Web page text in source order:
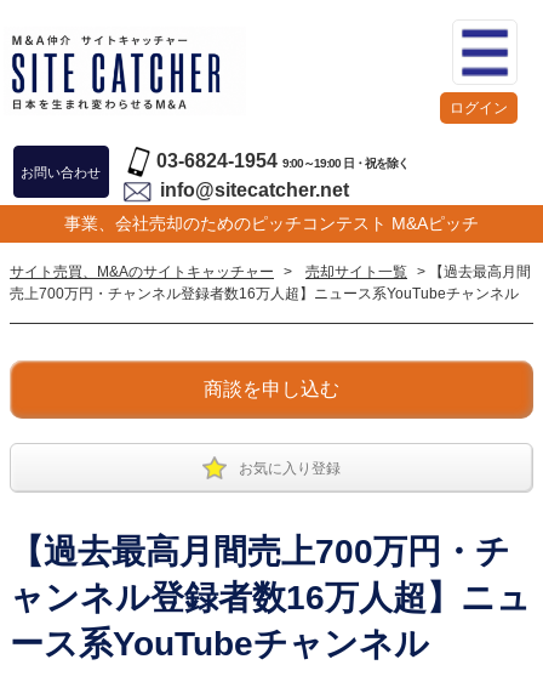
お問い合わせ
03-6824-1954 9:00～19:00 日・祝を除く
info@sitecatcher.net
事業、会社売却のためのピッチコンテスト M&Aピッチ
ログイン
サイト売買、M&Aのサイトキャッチャー > 売却サイト一覧 > 【過去最高月間
売上700万円・チャンネル登録者数16万人超】ニュース系YouTubeチャンネル
商談を申し込む
お気に入り登録
【過去最高月間売上700万円・チ
ャンネル登録者数16万人超】ニュ
ース系YouTubeチャンネル